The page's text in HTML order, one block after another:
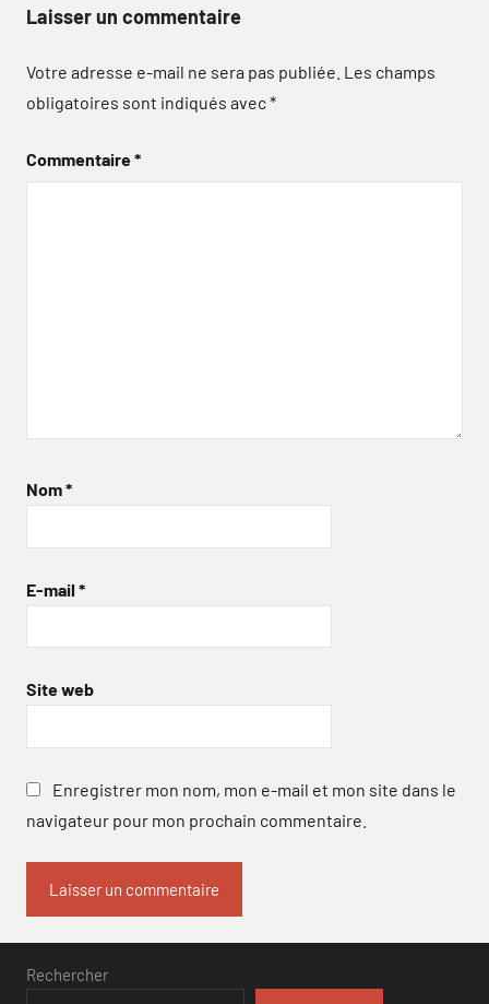
Laisser un commentaire
Votre adresse e-mail ne sera pas publiée. Les champs
obligatoires sont indiqués avec*
Commentaire*
Nom*
E-mail *
Site web
Enregistrer mon nom, mon e-mail et mon site dans le
navigateur pour mon prochain commentaire.
Rechercher